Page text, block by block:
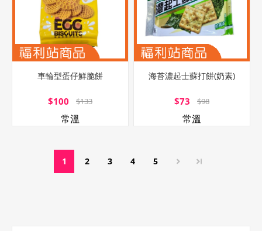
車輪型蛋仔鮮脆餅
$100 $133
常溫
海苔濃起士蘇打餅(奶素)
$73 $98
常溫
1 2 3 4 5